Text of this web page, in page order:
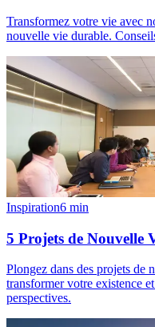
Transformez votre vie avec
nouvelle vie durable.
Inspiration6 min
5 Projets de Nouvelle
Plongez dans des projets de
transformer votre existence
perspectives.